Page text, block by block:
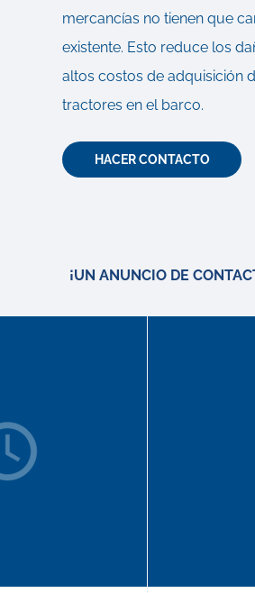
mercancías no tienen que
existente. Esto reduce los
altos costos de adquisición
tractores en el barco.
HACER CONTACTO
¡UN ANUNCIO DE